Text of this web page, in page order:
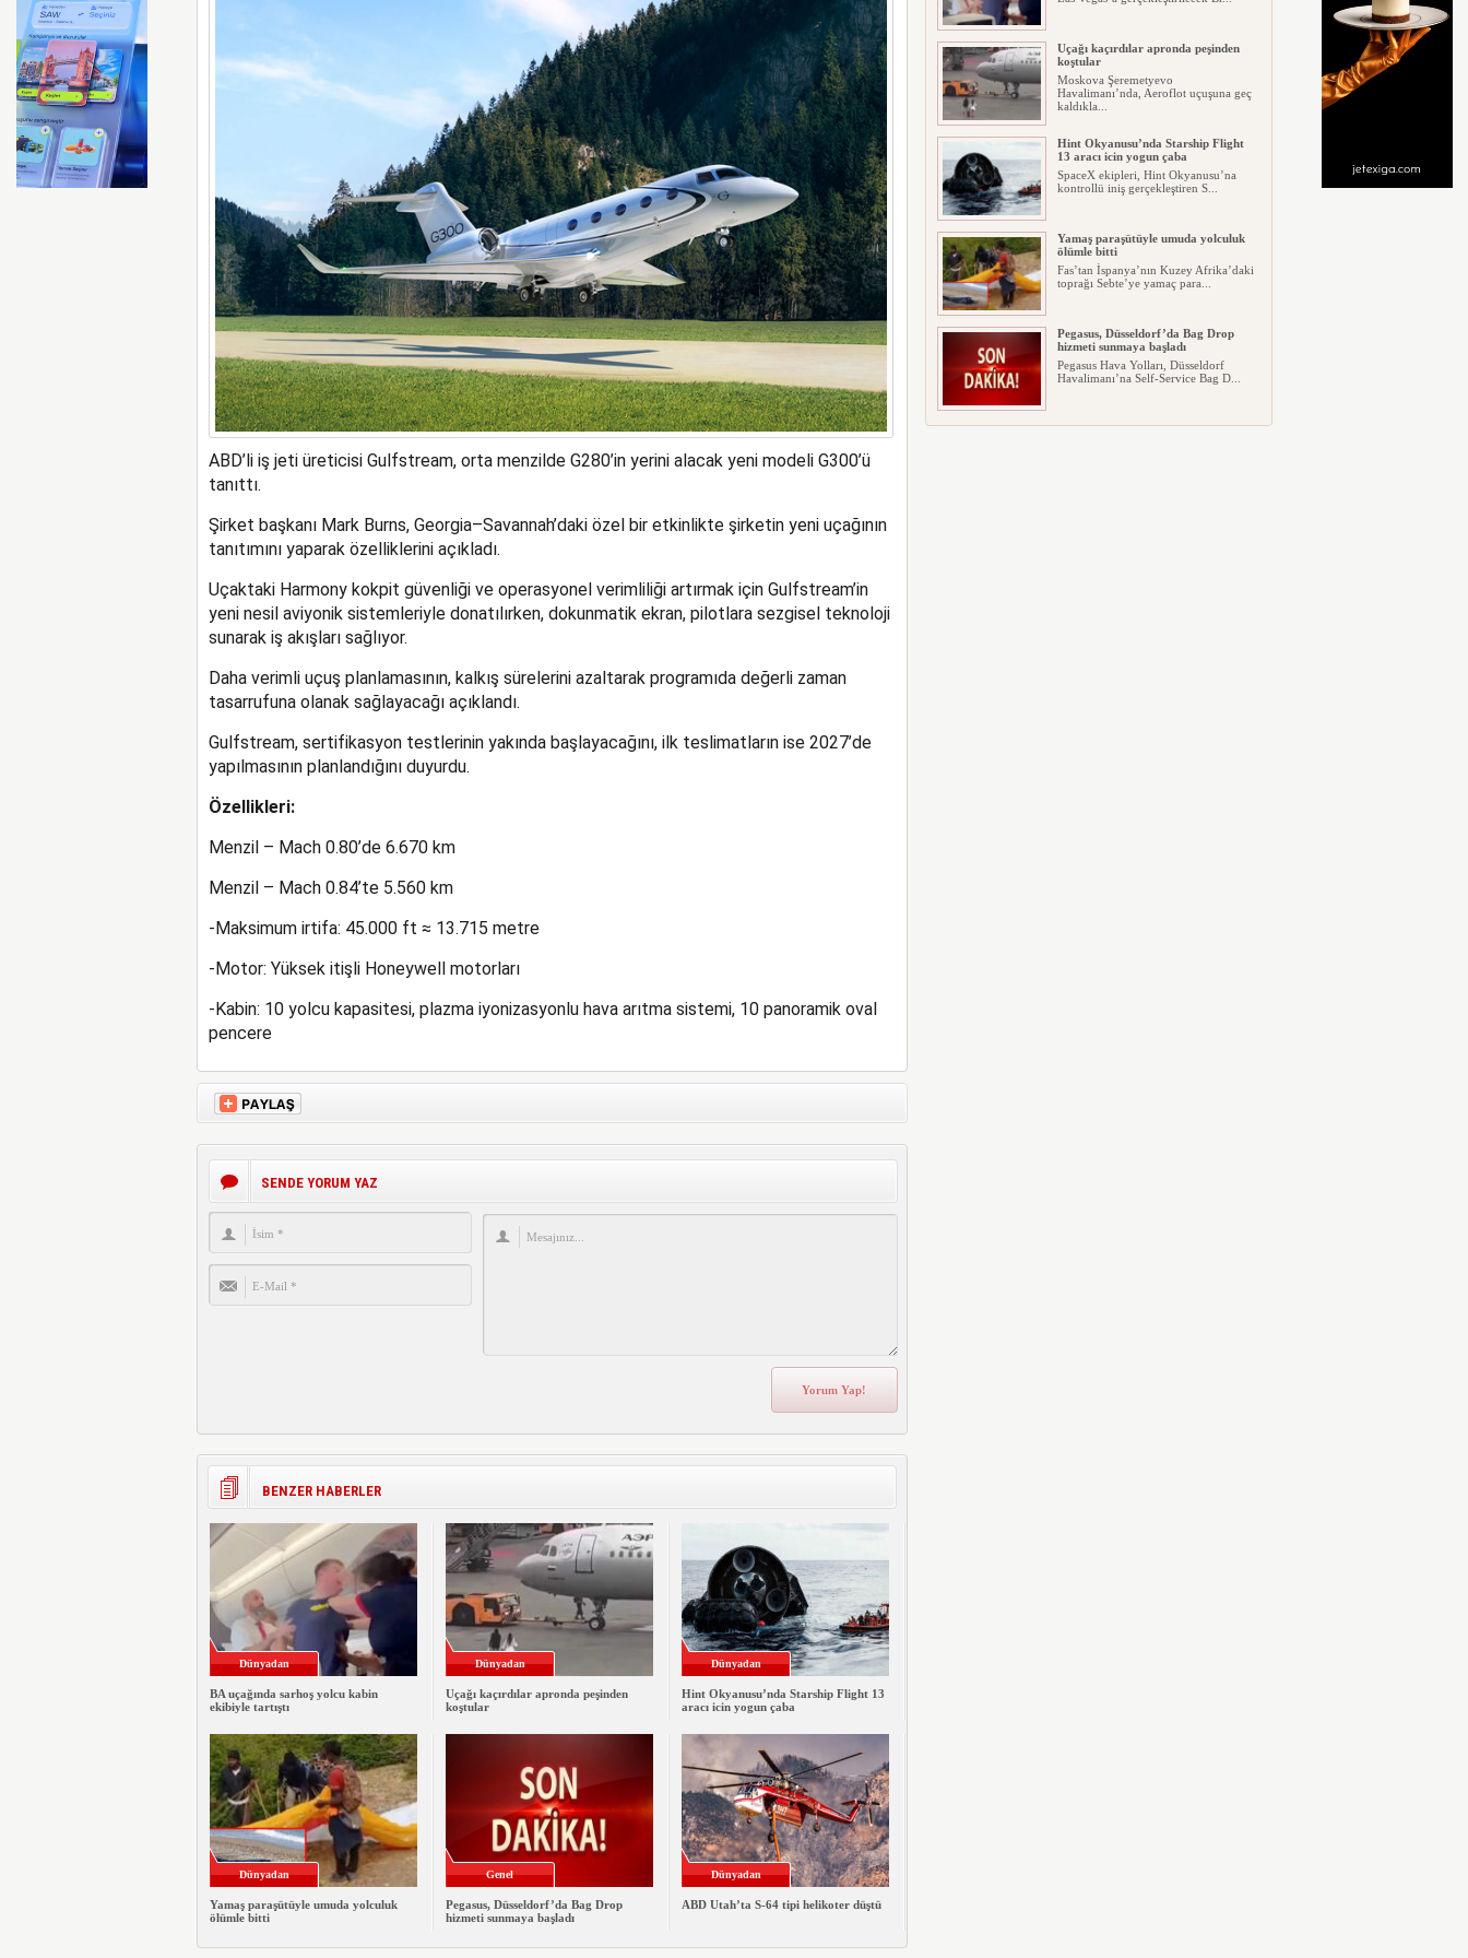
Zelenskiy, Almanya ve Polonya’ya patriot çağrısı yaptı
ABD’li iş jeti üreticisi Gulfstream, orta menzilde G280’in yerini alacak yeni modeli G300’ü
tanıttı.
Şirket başkanı Mark Burns, Georgia–Savannah’daki özel bir etkinlikte şirketin yeni uçağının
tanıtımını yaparak özelliklerini açıkladı.
Uçaktaki Harmony kokpit güvenliği ve operasyonel verimliliği artırmak için Gulfstream’in
yeni nesil aviyonik sistemleriyle donatılırken, dokunmatik ekran, pilotlara sezgisel teknoloji
sunarak iş akışları sağlıyor.
Daha verimli uçuş planlamasının, kalkış sürelerini azaltarak programıda değerli zaman
tasarrufuna olanak sağlayacağı açıklandı.
Gulfstream, sertifikasyon testlerinin yakında başlayacağını, ilk teslimatların ise 2027’de
yapılmasının planlandığını duyurdu.
Özellikleri:
Menzil – Mach 0.80’de 6.670 km
Menzil – Mach 0.84’te 5.560 km
-Maksimum irtifa: 45.000 ft ≈ 13.715 metre
-Motor: Yüksek itişli Honeywell motorları
-Kabin: 10 yolcu kapasitesi, plazma iyonizasyonlu hava arıtma sistemi, 10 panoramik oval
pencere
SENDE YORUM YAZ
BENZER HABERLER
Dünyadan
BA uçağında sarhoş yolcu kabin
ekibiyle tartıştı
Dünyadan
Uçağı kaçırdılar apronda peşinden
koştular
Dünyadan
Hint Okyanusu’nda Starship Flight 13
aracı icin yogun çaba
Dünyadan
Yamaş paraşütüyle umuda yolculuk
ölümle bitti
Genel
Pegasus, Düsseldorf’da Bag Drop
hizmeti sunmaya başladı
Dünyadan
ABD Utah’ta S-64 tipi helikoter düştü
Uçağı kaçırdılar apronda peşinden
koştular
Moskova Şeremetyevo
Havalimanı’nda, Aeroflot uçuşuna geç
kaldıkla...
Hint Okyanusu’nda Starship Flight
13 aracı icin yogun çaba
SpaceX ekipleri, Hint Okyanusu’na
kontrollü iniş gerçekleştiren S...
Yamaş paraşütüyle umuda yolculuk
ölümle bitti
Fas’tan İspanya’nın Kuzey Afrika’daki
toprağı Sebte’ye yamaç para...
Pegasus, Düsseldorf’da Bag Drop
hizmeti sunmaya başladı
Pegasus Hava Yolları, Düsseldorf
Havalimanı’na Self-Service Bag D...
ABD Utah’ta S-64 tipi helikoter düştü